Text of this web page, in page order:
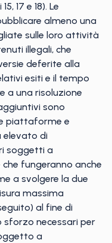
17 e 18). Le
almeno una
sulle loro attività
illegali, che
deferite alla
esiti e il tempo
a una risoluzione
sono
piattaforme e
elevato di
soggetti a
fungeranno anche
a svolgere la due
massima
al fine di
sforzo necessari per
a